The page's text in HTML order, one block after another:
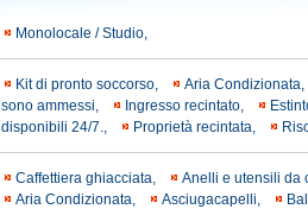
Monolocale / Studio,
Kit di pronto soccorso, Aria Condizionata,
sono ammessi,
Ingresso recintato,
disponibili 24/7.,
Proprietà recintata,
Caffettiera ghiacciata, Anelli e utensili da
Aria Condizionata,
Asciugacapelli,